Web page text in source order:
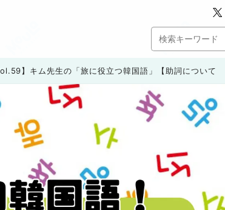
】キム先生の「旅に役立つ韓国語」【助詞につい